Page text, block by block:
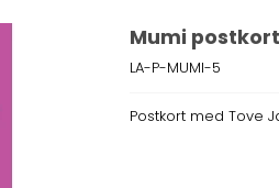
Mumi postkort
LA-P-MUMI-5
Postkort med Tove